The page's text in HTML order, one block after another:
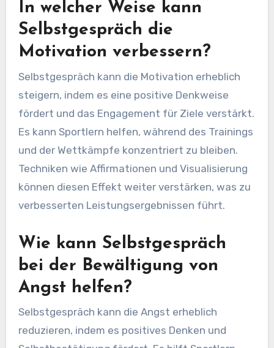
In welcher Weise kann
Selbstgespräch die
Motivation verbessern?
Selbstgespräch kann die Motivation erheblich
steigern, indem es eine positive Denkweise
fördert und das Engagement für Ziele verstärkt.
Es kann Sportlern helfen, während des Trainings
und der Wettkämpfe konzentriert zu bleiben.
Techniken wie Affirmationen und Visualisierung
können diesen Effekt weiter verstärken, was zu
verbesserten Leistungsergebnissen führt.
Wie kann Selbstgespräch
bei der Bewältigung von
Angst helfen?
Selbstgespräch kann die Angst erheblich
reduzieren, indem es positives Denken und